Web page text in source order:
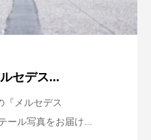
セデス...
『メルセデス
ール写真をお届け...